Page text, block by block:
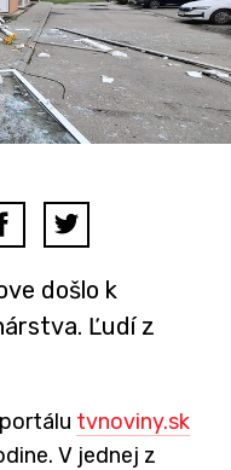
došlo k
Ľudí z
tvnoviny.sk
V jednej z